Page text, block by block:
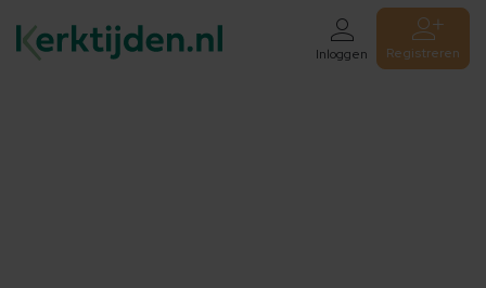
Inloggen Registreren